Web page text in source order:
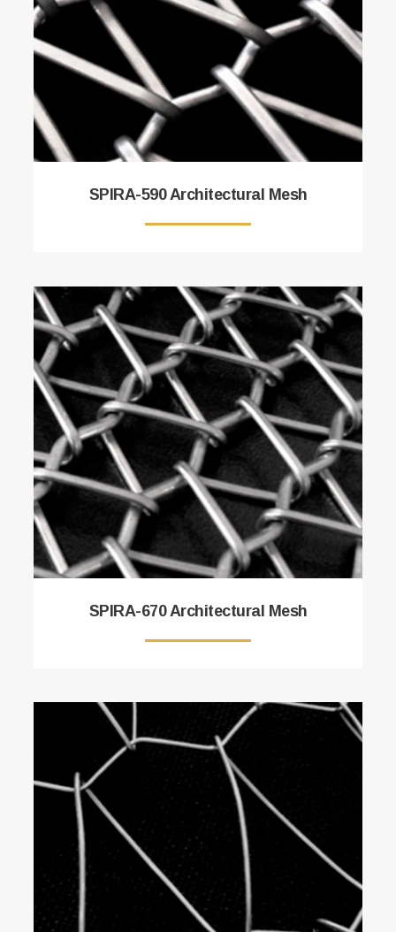
SPIRA-590 Architectural Mesh
SPIRA-670 Architectural Mesh